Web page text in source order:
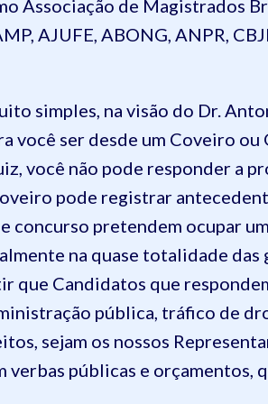
Associação de Magistrados
AJUFE, ABONG, ANPR,
simples, na visão do Dr.
você ser desde um Coveiro
você não pode responder a
pode registrar
concurso pretendem ocupar
na quase totalidade das
que Candidatos que
pública, tráfico de
sejam os nossos
públicas e orçamentos,